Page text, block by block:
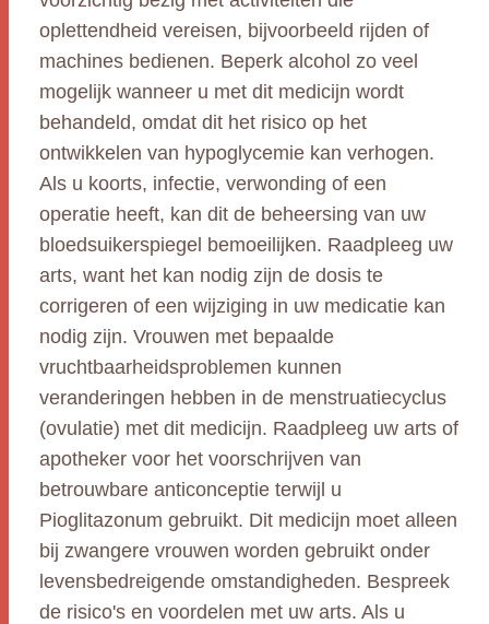
oplettendheid vereisen, bijvoorbeeld rijden of
machines bedienen. Beperk alcohol zo veel
mogelijk wanneer u met dit medicijn wordt
behandeld, omdat dit het risico op het
ontwikkelen van hypoglycemie kan verhogen.
Als u koorts, infectie, verwonding of een
operatie heeft, kan dit de beheersing van uw
bloedsuikerspiegel bemoeilijken. Raadpleeg uw
arts, want het kan nodig zijn de dosis te
corrigeren of een wijziging in uw medicatie kan
nodig zijn. Vrouwen met bepaalde
vruchtbaarheidsproblemen kunnen
veranderingen hebben in de menstruatiecyclus
(ovulatie) met dit medicijn. Raadpleeg uw arts of
apotheker voor het voorschrijven van
betrouwbare anticonceptie terwijl u
Pioglitazonum gebruikt. Dit medicijn moet alleen
bij zwangere vrouwen worden gebruikt onder
levensbedreigende omstandigheden. Bespreek
de risico's en voordelen met uw arts. Als u